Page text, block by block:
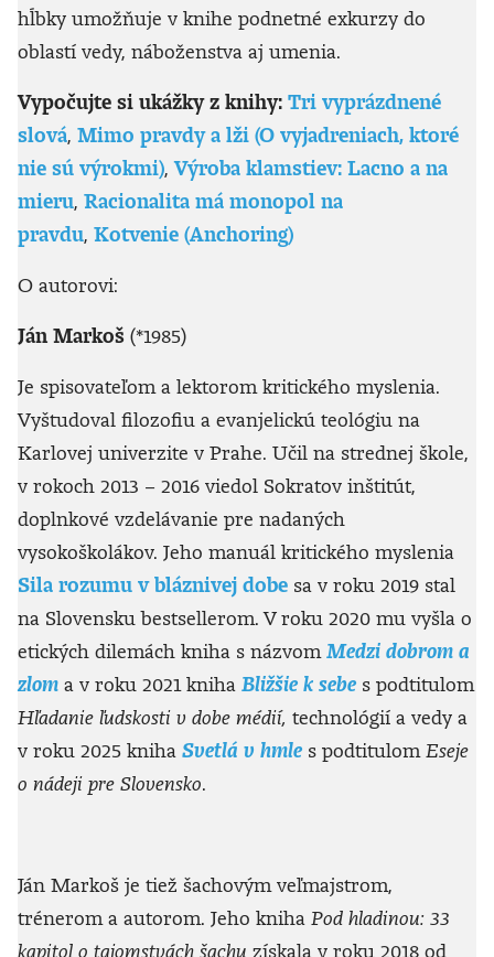
hĺbky umožňuje v knihe podnetné exkurzy do
oblastí vedy, náboženstva aj umenia.
Vypočujte si ukážky z knihy: Tri vyprázdnené
slová, Mimo pravdy a lži (O vyjadreniach, ktoré
nie sú výrokmi),Výroba klamstiev: Lacno a na
mieru, Racionalita má monopol na
pravdu, Kotvenie (Anchoring)
O autorovi:
Ján Markoš (*1985)
Je spisovateľom a lektorom kritického myslenia.
Vyštudoval filozofiu a evanjelickú teológiu na
Karlovej univerzite v Prahe. Učil na strednej škole,
v rokoch 2013 – 2016 viedol Sokratov inštitút,
doplnkové vzdelávanie pre nadaných
vysokoškolákov. Jeho manuál kritického myslenia
Sila rozumu v bláznivej dobe sa v roku 2019 stal
na Slovensku bestsellerom. V roku 2020 mu vyšla o
etických dilemách kniha s názvom Medzi dobrom a
zlom a v roku 2021 kniha Bližšie k sebe s podtitulom
Hľadanie ľudskosti v dobe médií, technológií a vedy a
v roku 2025 kniha Svetlá v hmle s podtitulom Eseje
o nádeji pre Slovensko.
Ján Markoš je tiež šachovým veľmajstrom,
trénerom a autorom. Jeho kniha Pod hladinou: 33
kapitol o tajomstvách šachu získala v roku 2018 od